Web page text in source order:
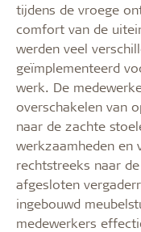
tijdens de vroege
comfort van de
werden veel
geïmplementeerd
werk. De
overschakelen van
naar de zachte
werkzaamheden en
rechtstreeks naar
afgesloten
ingebouwd
medewerkers